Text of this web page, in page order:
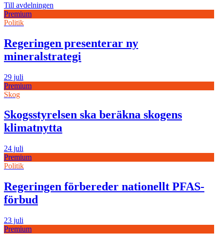
Till avdelningen
Premium
Politik
Regeringen presenterar ny
mineralstrategi
29 juli
Premium
Skog
Skogsstyrelsen ska beräkna skogens
klimatnytta
24 juli
Premium
Politik
Regeringen förbereder nationellt PFAS-
förbud
23 juli
Premium